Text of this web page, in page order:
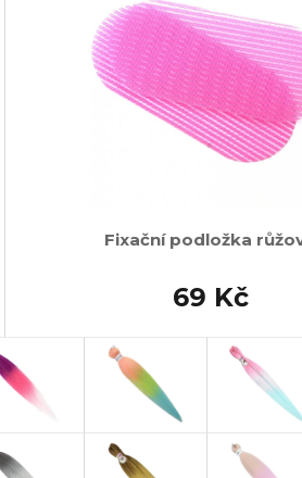
Fixační podložka
69 Kč